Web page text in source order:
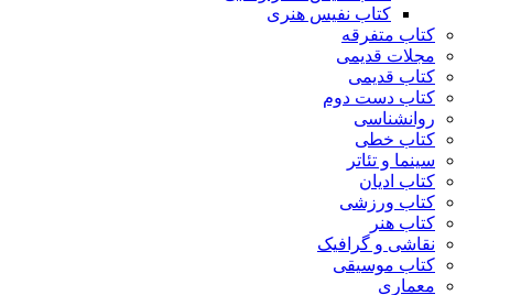
کتاب نفیس هنری
کتاب متفرقه
مجلات قدیمی
کتاب قدیمی
کتاب دست دوم
روانشناسی
کتاب خطی
سینما و تئاتر
کتاب ادیان
کتاب ورزشی
کتاب هنر
نقاشی و گرافیک
کتاب موسیقی
معماری